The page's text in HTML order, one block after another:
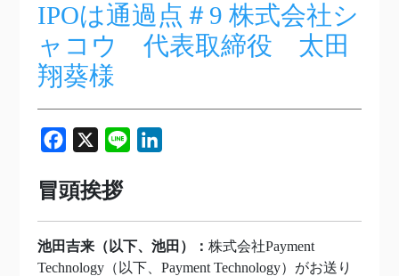
IPOは通過点＃9 株式会社シ
ャコウ 代表取締役 太田
翔葵様
Facebook
X Line
冒頭挨拶
池田吉来（以下、池田）： 株式会社Payment
Technology（以下、Payment Technology）がお送り